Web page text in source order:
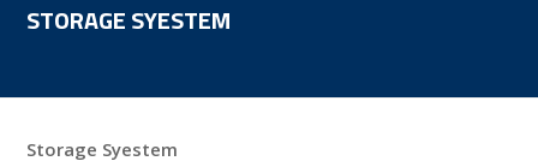
STORAGE SYESTEM
Storage Syestem